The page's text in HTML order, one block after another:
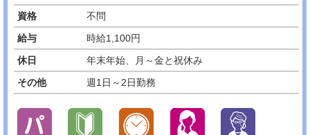
資格
不問
給与
時給1,100円
休日
年末年始、月～金と祝休み
その他
週1日～2日勤務